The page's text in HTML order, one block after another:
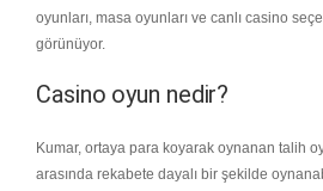
oyunları, masa oyunları ve canlı casino
görünüyor.
Casino oyun nedir?
Kumar, ortaya para koyarak oynanan talih
arasında rekabete dayalı bir şekilde